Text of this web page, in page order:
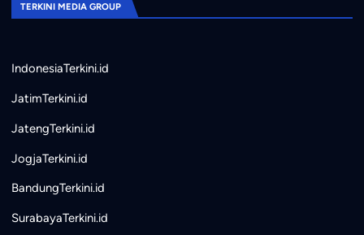
TERKINI MEDIA GROUP
IndonesiaTerkini.id
JatimTerkini.id
JatengTerkini.id
JogjaTerkini.id
BandungTerkini.id
SurabayaTerkini.id